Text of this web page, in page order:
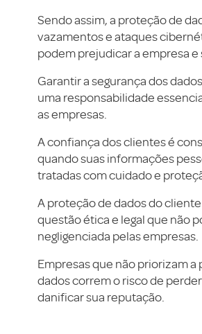
Sendo assim, a proteção de
vazamentos e ataques
podem prejudicar a empresa e
Garantir a segurança dos
uma responsabilidade
as empresas.
A confiança dos clientes é
quando suas informações
tratadas com cuidado e
A proteção de dados do
questão ética e legal que não
negligenciada pelas empresas.
Empresas que não priorizam a
dados correm o risco de
danificar sua reputação.